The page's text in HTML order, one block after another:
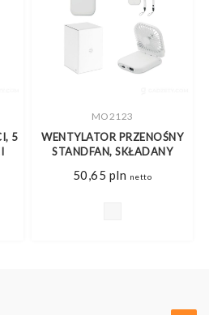
5
MO2123
WENTYLATOR PRZENOŚNY
STANDFAN, SKŁADANY
50,65 pln netto